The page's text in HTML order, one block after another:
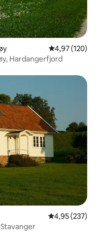
Μέση
4,97 (120)
Hardangerfjord
Μέση
4,95 (237)